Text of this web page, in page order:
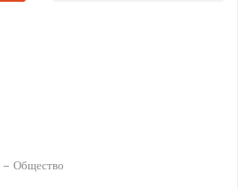
Общество